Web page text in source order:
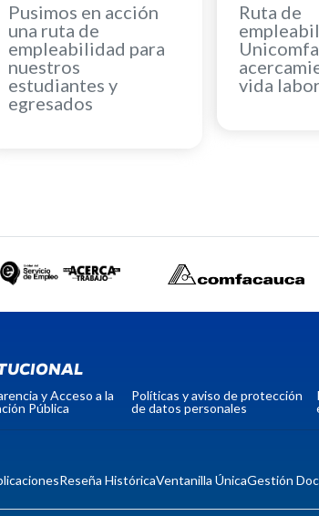
Pusimos en acción
una ruta de
empleabilidad para
nuestros
estudiantes y
egresados
Ruta de
vida
y Acceso a la
Pública
Políticas y aviso de protección
de datos personales
Reseña HistóricaVentanilla ÚnicaGestión